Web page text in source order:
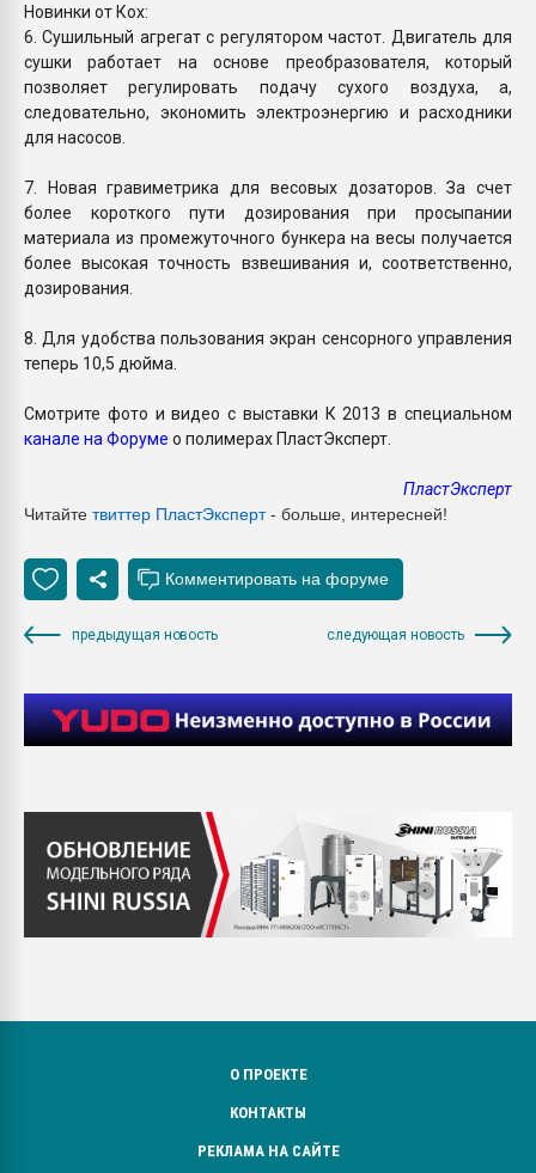
Новинки от Кох:
6. Сушильный агрегат с регулятором частот. Двигатель для
сушки работает на основе преобразователя, который
позволяет регулировать подачу сухого воздуха, а,
следовательно, экономить электроэнергию и расходники
для насосов.
7. Новая гравиметрика для весовых дозаторов. За счет
более короткого пути дозирования при просыпании
материала из промежуточного бункера на весы получается
более высокая точность взвешивания и, соответственно,
дозирования.
8. Для удобства пользования экран сенсорного управления
теперь 10,5 дюйма.
Смотрите фото и видео с выставки К 2013 в специальном
канале на Форуме о полимерах ПластЭксперт.
ПластЭксперт
Читайте твиттер ПластЭксперт- больше, интересней!
предыдущая новость следующая новость
О ПРОЕКТЕ
КОНТАКТЫ
РЕКЛАМА НА САЙТЕ